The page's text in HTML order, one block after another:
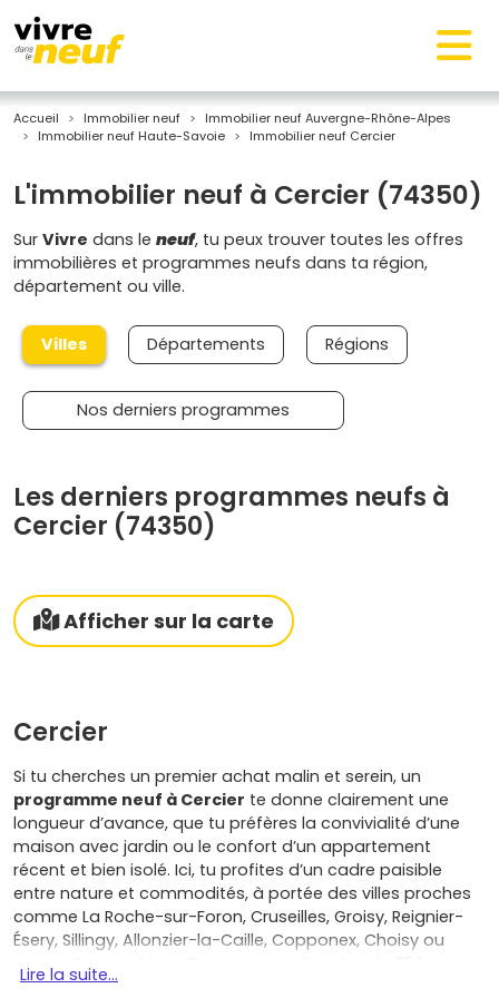
Accueil Immobilier neuf
Immobilier neuf Auvergne-Rhône-Alpes
Immobilier neuf Haute-Savoie
Immobilier neuf Cercier
L'immobilier neuf à Cercier (74350)
Sur Vivre dans le neuf, tu peux trouver toutes les offres
immobilières et programmes neufs dans ta région,
département ou ville.
Villes Départements Régions
Nos derniers programmes
Les derniers programmes neufs à
Cercier (74350)
Afficher sur la carte
Cercier
Si tu cherches un premier achat malin et serein, un
programme neuf à Cercier te donne clairement une
longueur d’avance, que tu préfères la convivialité d’une
maison avec jardin ou le confort d’un appartement
récent et bien isolé. Ici, tu profites d’un cadre paisible
entre nature et commodités, à portée des villes proches
comme La Roche-sur-Foron, Cruseilles, Groisy, Reignier-
Ésery, Sillingy, Allonzier-la-Caille, Copponex, Choisy ou
encore Epagny Metz-Tessy, toutes à moins de 20 km :
idéal pour concilier quotidien pratique, sorties, écoles et
Lire la suite...